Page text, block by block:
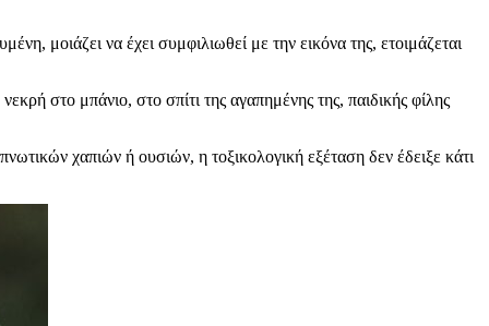
μοιάζει να έχει συμφιλιωθεί με την εικόνα της, ετοιμάζεται
στο μπάνιο, στο σπίτι της αγαπημένης της, παιδικής φίλης
χαπιών ή ουσιών, η τοξικολογική εξέταση δεν έδειξε κάτι